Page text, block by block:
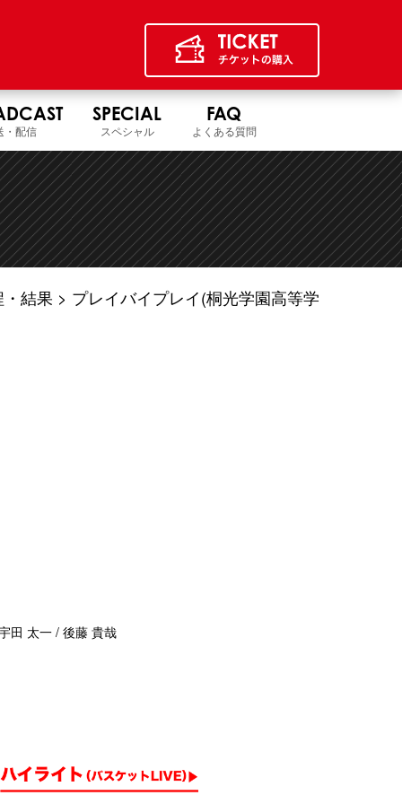
・配信
SPECIAL
スペシャル
FAQ
よくある質問
・結果
プレイバイプレイ(桐光学園高等学
田 太一 / 後藤 貴哉